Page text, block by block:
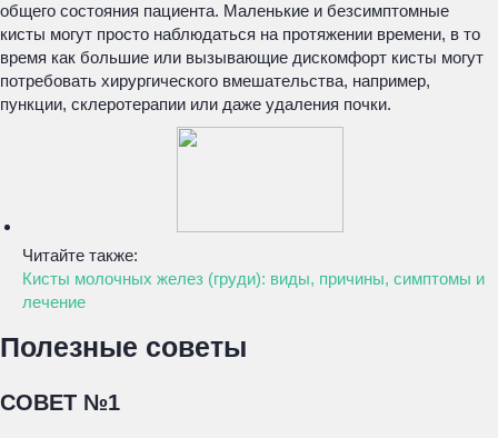
общего состояния пациента. Маленькие и безсимптомные
кисты могут просто наблюдаться на протяжении времени, в то
время как большие или вызывающие дискомфорт кисты могут
потребовать хирургического вмешательства, например,
пункции, склеротерапии или даже удаления почки.
Читайте также:
Кисты молочных желез (груди): виды, причины, симптомы и
лечение
Полезные советы
СОВЕТ №1